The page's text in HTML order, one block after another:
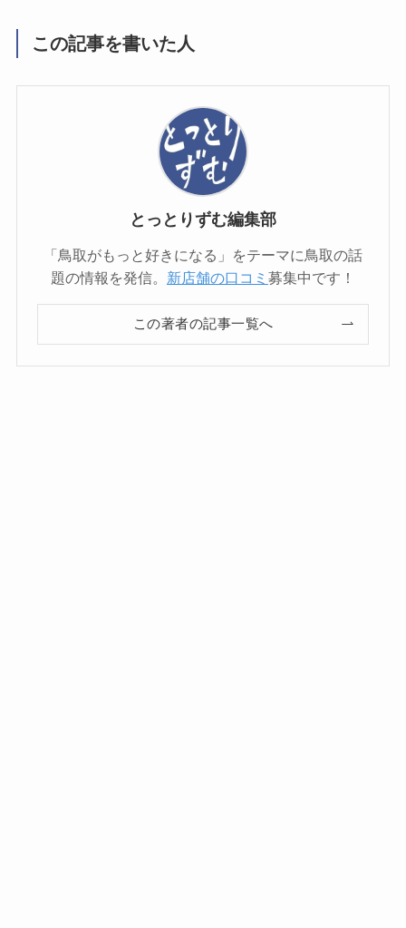
この記事を書いた人
とっとりずむ編集部
「鳥取がもっと好きになる」をテーマに鳥取の話
題の情報を発信。 新店舗の口コミ 募集中です！
この著者の記事一覧へ